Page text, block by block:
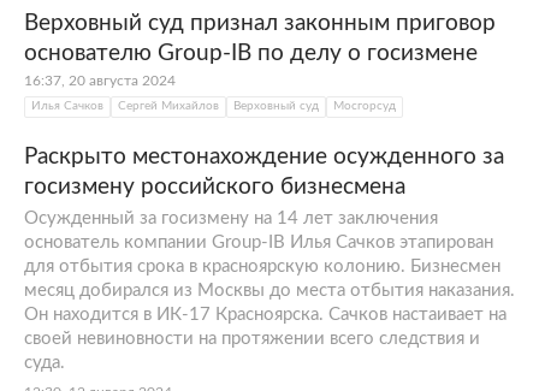
профессиональному становлению
Верховный суд признал законным приговор
основателю Group-IB по делу о госизмене
16:37, 20 августа 2024
Илья Сачков Сергей Михайлов Верховный суд Мосгорсуд
Раскрыто местонахождение осужденного за
госизмену российского бизнесмена
Осужденный за госизмену на 14 лет заключения
основатель компании Group-IB Илья Сачков этапирован
для отбытия срока в красноярскую колонию. Бизнесмен
месяц добирался из Москвы до места отбытия наказания.
Он находится в ИК-17 Красноярска. Сачков настаивает на
своей невиновности на протяжении всего следствия и
суда.